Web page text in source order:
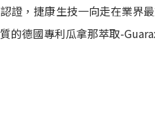
證，捷康生技一向走在業界
的德國專利瓜拿那萃取-